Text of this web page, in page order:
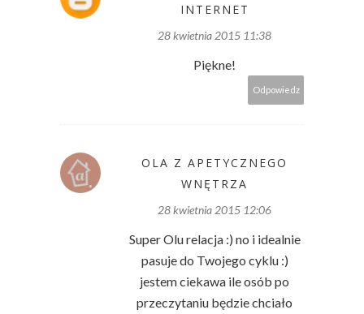
INTERNET
28 kwietnia 2015 11:38
Piękne!
Odpowiedz
OLA Z APETYCZNEGO
WNĘTRZA
28 kwietnia 2015 12:06
Super Olu relacja :) no i idealnie
pasuje do Twojego cyklu :)
jestem ciekawa ile osób po
przeczytaniu będzie chciało